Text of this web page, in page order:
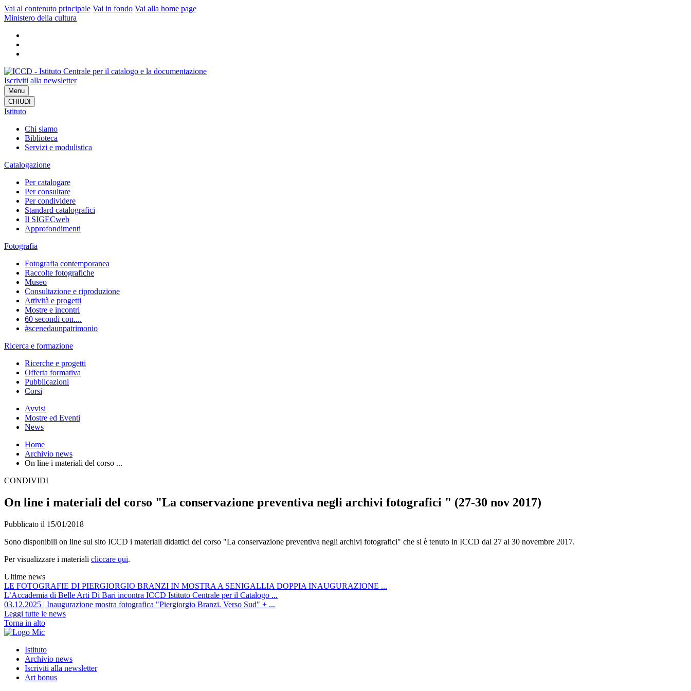
Vai al contenuto principale Vai in fondo Vai alla home page
Ministero della cultura
Iscriviti alla newsletter
Menu
CHIUDI
Istituto
Chi siamo
Biblioteca
Servizi e modulistica
Catalogazione
Per catalogare
Per consultare
Per condividere
Standard catalografici
Il SIGECweb
Approfondimenti
Fotografia
Fotografia contemporanea
Raccolte fotografiche
Museo
Consultazione e riproduzione
Attività e progetti
Mostre e incontri
60 secondi con....
#scenedaunpatrimonio
Ricerca e formazione
Ricerche e progetti
Offerta formativa
Pubblicazioni
Corsi
Avvisi
Mostre ed Eventi
News
Home
Archivio news
On line i materiali del corso ...
CONDIVIDI
On line i materiali del corso "La conservazione preventiva negli archivi fotografici " (27-30 nov 2017)
Pubblicato il 15/01/2018
Sono disponibili on line sul sito ICCD i materiali didattici del corso "La conservazione preventiva negli archivi fotografici" che si è tenuto in ICCD dal 27 al 30 novembre 2017.
Per visualizzare i materiali cliccare qui.
Ultime news
LE FOTOGRAFIE DI PIERGIORGIO BRANZI IN MOSTRA A SENIGALLIA DOPPIA INAUGURAZIONE ...
L’Accademia di Belle Arti Di Bari incontra ICCD Istituto Centrale per il Catalogo ...
03.12.2025 | Inaugurazione mostra fotografica "Piergiorgio Branzi. Verso Sud" + ...
Leggi tutte le news
Torna in alto
Istituto
Archivio news
Iscriviti alla newsletter
Art bonus